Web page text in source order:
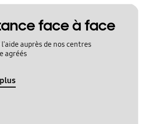
face à face
l'aide auprès de nos centres
agréés